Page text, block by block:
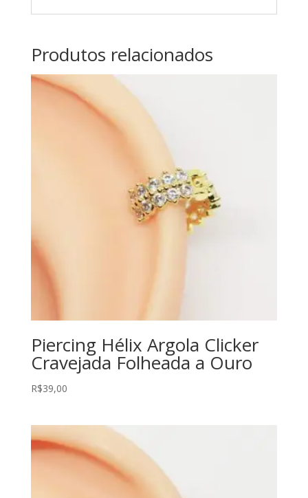
Produtos relacionados
Piercing Hélix Argola Clicker
Cravejada Folheada a Ouro
R$39,00